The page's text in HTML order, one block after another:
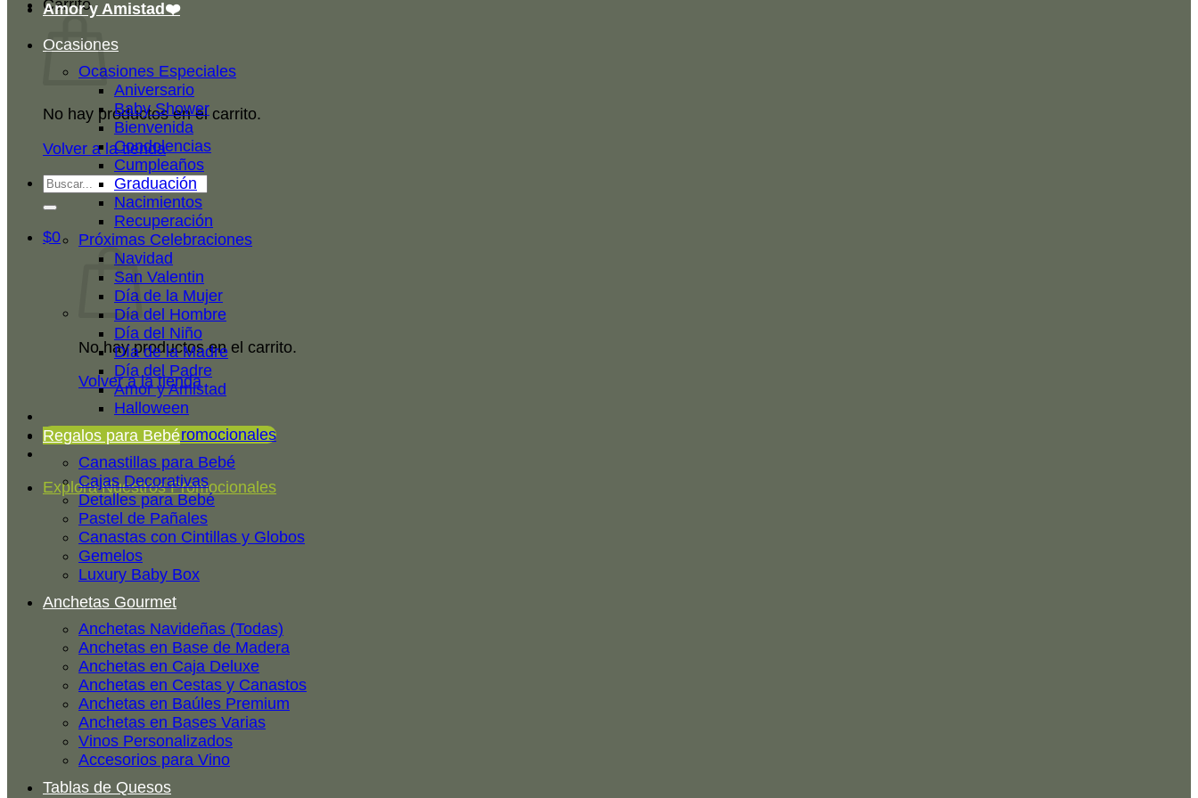
Carrito
No hay productos en el carrito.
Volver a la tienda
Buscar
por:
$0
No hay productos en el carrito.
Volver a la tienda
Explora Nuestros Promocionales
Explora Nuestros Promocionales
Amor y Amistad❤️
Ocasiones
Ocasiones Especiales
Aniversario
Baby Shower
Bienvenida
Condolencias
Cumpleaños
Graduación
Nacimientos
Recuperación
Próximas Celebraciones
Navidad
San Valentin
Día de la Mujer
Día del Hombre
Día del Niño
Día de la Madre
Día del Padre
Amor y Amistad
Halloween
Regalos para Bebé
Canastillas para Bebé
Cajas Decorativas
Detalles para Bebé
Pastel de Pañales
Canastas con Cintillas y Globos
Gemelos
Luxury Baby Box
Anchetas Gourmet
Anchetas Navideñas (Todas)
Anchetas en Base de Madera
Anchetas en Caja Deluxe
Anchetas en Cestas y Canastos
Anchetas en Baúles Premium
Anchetas en Bases Varias
Vinos Personalizados
Accesorios para Vino
Tablas de Quesos